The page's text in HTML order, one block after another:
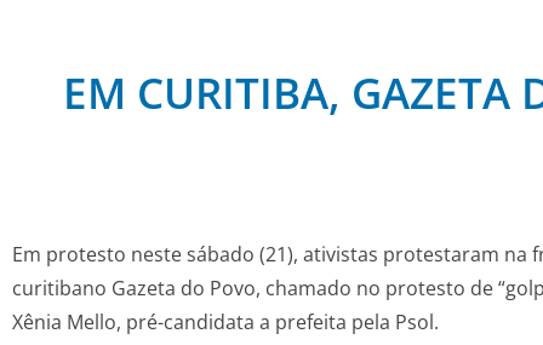
EM CURITIBA, GAZETA
Em protesto neste sábado (21), ativistas protestaram na
curitibano Gazeta do Povo, chamado no protesto de
Xênia Mello, pré-candidata a prefeita pela Psol.